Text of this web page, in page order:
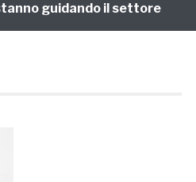
guidando il settore